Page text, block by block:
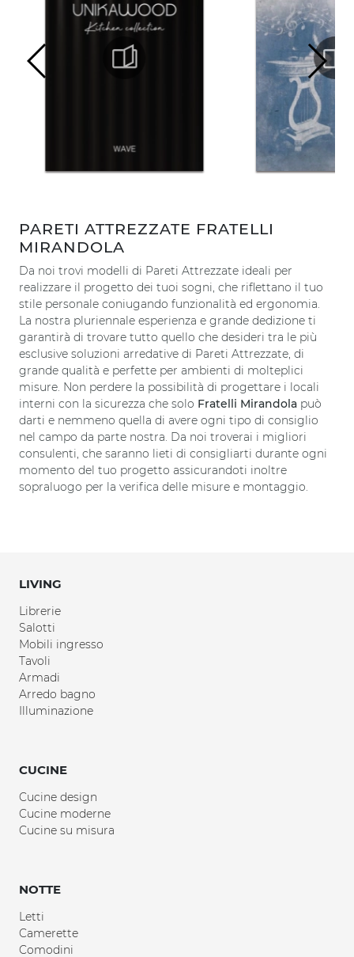
PARETI ATTREZZATE FRATELLI
MIRANDOLA
Da noi trovi modelli di Pareti Attrezzate ideali per
realizzare il progetto dei tuoi sogni, che riflettano il tuo
stile personale coniugando funzionalità ed ergonomia.
La nostra pluriennale esperienza e grande dedizione ti
garantirà di trovare tutto quello che desideri tra le più
esclusive soluzioni arredative di Pareti Attrezzate, di
grande qualità e perfette per ambienti di molteplici
misure. Non perdere la possibilità di progettare i locali
interni con la sicurezza che solo Fratelli Mirandola può
darti e nemmeno quella di avere ogni tipo di consiglio
nel campo da parte nostra. Da noi troverai i migliori
consulenti, che saranno lieti di consigliarti durante ogni
momento del tuo progetto assicurandoti inoltre
sopraluogo per la verifica delle misure e montaggio.
LIVING
Librerie
Salotti
Mobili ingresso
Tavoli
Armadi
Arredo bagno
Illuminazione
CUCINE
Cucine design
Cucine moderne
Cucine su misura
NOTTE
Letti
Camerette
Comodini